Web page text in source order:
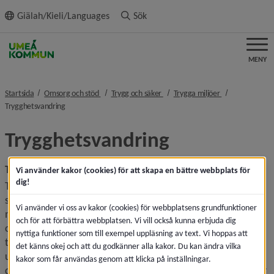
innehållet
Giälah/Kieli/Languages Sök
MENY
Startsida Omsorg och stöd nivå i brödsmulenavigeringen
Trygg och säker nivå i brödsmulenavigeringen
Trygga miljöer nivå i
Trygghetsvandringnivå i brödsmulenavigeringen
Trygghetsvandring
Trygghet är viktigt
Trygghetsvandringar ger människor möjlighet att påverka
sin närmiljö, det är också ett sätt att undersöka hur
människor trivs i sin närmiljö. Målet är att skapa en bättre
och tryggare stad i våra gemensamma omgivningar. Hur
trygga vi känner oss kan vara avgörande för hur vi rör oss,
under vilken tid och var. Det kan påverka vilka aktiviteter vi
deltar i, hur vi mår samt hur vi umgås med andra människor
Vi använder kakor (cookies) för att skapa en bättre webbplats för
dig!
Vi använder vi oss av kakor (cookies) för webbplatsens grundfunktioner
och för att förbättra webbplatsen. Vi vill också kunna erbjuda dig
nyttiga funktioner som till exempel uppläsning av text. Vi hoppas att
det känns okej och att du godkänner alla kakor. Du kan ändra vilka
kakor som får användas genom att klicka på inställningar.